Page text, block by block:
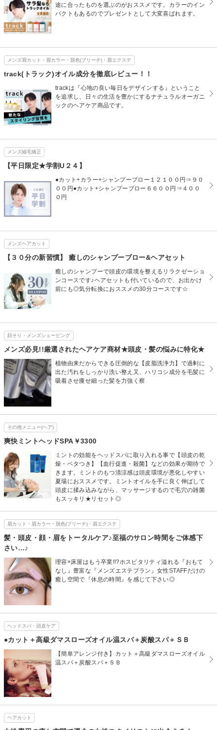
途に合ったものを選ぶのがおススメです。カラーのイン
パクトもあるのでプレゼントとして大変喜ばれます。
メンズ眉カット・眉カラー・脱色(ブリーチ)・眉エクステ
track(トラック)オイル成分を徹底レビュー！！
trackは『心地の良い毎日をデザインする』ということ
を追求し、日々の生活を豊かにするナチュラルオーガニ
ックのヘアケア商品です。
メンズ縮毛矯正
【平日限定★学割U２４】
●カット+カラー+シャンプーブロー１２１００円⇒９０
００円●カット+シャンプーブロー６６００円⇒４００
０円
メンズヘアカット
【３０分の新習慣】 癒しのシャンプーブロー&ヘアセット
癒しのシャンプーで頭皮の環境を整えるリラクゼーショ
ンコースです♪ヘアセットも付いているので、お出かけ
前にも◎気分転換におススメの30分コースです☆
顔そり・メンズシェービング
メンズ必見!!厳選されたヘアケア商材★頭皮・髪の悩みに特化★
植物由来だからできる圧倒的な【皮脂洗浄力】で過剰に
出た汚れをしっかり洗い整え又、ハリコシ成分を毛髪に
吸着させ痩せ細った髪を力強く察
その他メニュー(ヘア)
爽快ミントヘッドSPA￥3300
ミントの効能をヘッドスパに取り入れる事で【頭皮の乾
燥・ベタつき】【血行促進・殺菌】などの効果が期待で
きます。ミントのもつ清涼感は頭皮環境が悪化しやすい
夏場におススメです。ミントオイルを手に良く伸ばして
頭皮に揉み込みながら、マッサージするので毛穴の雑菌
もスッキリ★リセット◎
眉カット・眉カラー・脱色(ブリーチ)・眉エクステ
髪・頭皮・顔・眉をトータルケア♪至福のサロン時間をご体感下
さい…♪
理容×床屋はもう卒業!!?ホスピタリティ溢れる『おもて
なし』豊富な『メンズエステプラン』女性STAFFだけの
癒し空間で『休息の時間』を感じて下さい◎
ヘッドスパ・頭皮ケア
●カット＋高級ダマスローズオイル温スパ＋炭酸スパ＋ＳＢ
【簡単アレンジ付き】カット＋高級ダマスローズオイル
温スパ＋炭酸スパ＋ＳＢ
ヘアカット